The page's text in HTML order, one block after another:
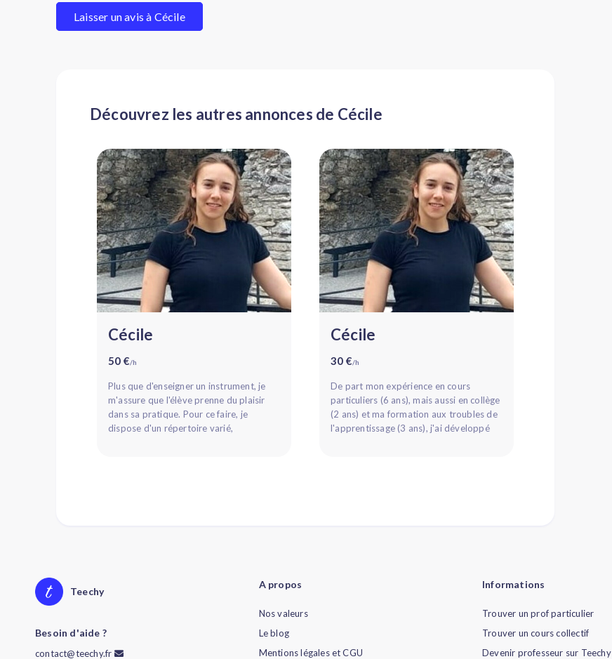
Laisser un avis à Cécile
Découvrez les autres annonces de Cécile
Cécile
50 €/h
Plus que d'enseigner un instrument, je
m'assure que l'élève prenne du plaisir
dans sa pratique. Pour ce faire, je
dispose d'un répertoire varié,
Cécile
30 €/h
De part mon expérience en cours
particuliers (6 ans), mais aussi en collège
(2 ans) et ma formation aux troubles de
l'apprentissage (3 ans), j'ai développé
Teechy
Besoin d'aide ?
contact@teechy.fr
A propos
Nos valeurs
Le blog
Mentions légales et CGU
Informations
Trouver un prof particulier
Trouver un cours collectif
Devenir professeur sur Teechy